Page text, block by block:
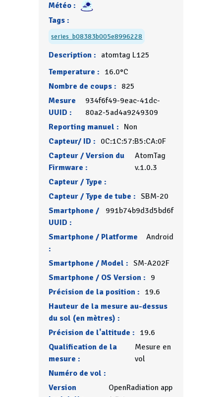
Météo :
Tags :
series_b08383b005e8996228
Description : atomtag L125
Temperature : 16.0°C
Nombre de coups : 825
Mesure
UUID :
934f6f49-9eac-41dc-
80a2-5ad4a9249309
Reporting manuel : Non
Capteur/ ID : 0C:1C:57:B5:CA:0F
Capteur / Version du
Firmware :
AtomTag
v.1.0.3
Capteur / Type :
Capteur / Type de tube : SBM-20
Smartphone /
UUID :
991b74b9d3d5bd6f
Smartphone / Platforme
:
Android
Smartphone / Model : SM-A202F
Smartphone / OS Version : 9
Précision de la position : 19.6
Hauteur de la mesure au-dessus
du sol (en mètres) :
Précision de l'altitude : 19.6
Qualification de la
mesure :
Mesure en
vol
Numéro de vol :
Version
OpenRadiation app